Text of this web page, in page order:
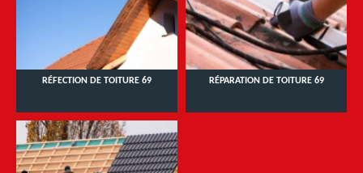
RÉFECTION DE TOITURE 69 RÉPARATION DE TOITURE 69